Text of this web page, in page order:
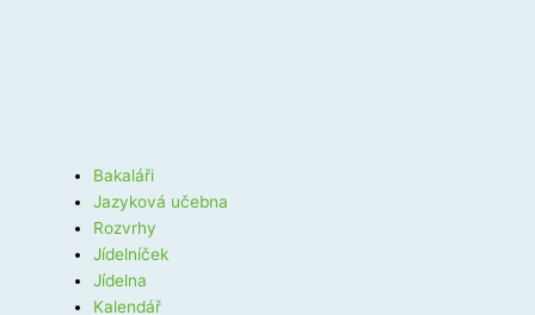
Bakaláři
Jazyková učebna
Rozvrhy
Jídelníček
Jídelna
Kalendář